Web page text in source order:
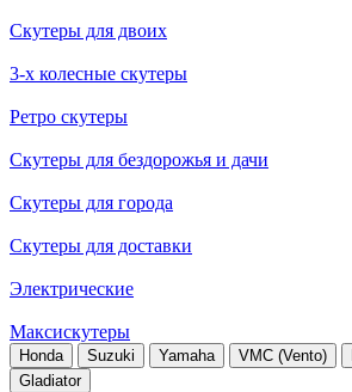
Скутеры для двоих
3-х колесные скутеры
Ретро скутеры
Скутеры для бездорожья и дачи
Скутеры для города
Скутеры для доставки
Электрические
Максискутеры
Honda Suzuki Yamaha VMC (Vento)
Gladiator